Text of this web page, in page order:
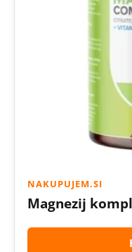
NAKUPUJEM.SI
Magnezij